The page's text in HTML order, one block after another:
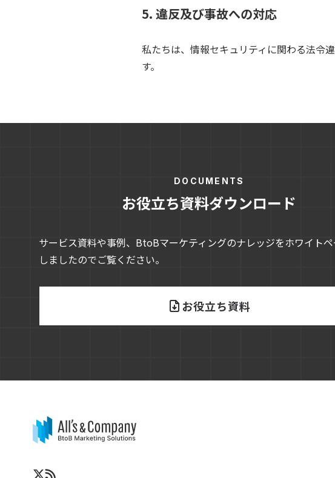
5. 違反及び事故への対応
私たちは、情報セキュリティに関わる法令
す。
DOCUMENTS
お役立ち資料ダウンロード
サービス資料や事例、BtoBマーケティングのナレッジをホワイト
しましたのでご覧ください。
お役立ち資料